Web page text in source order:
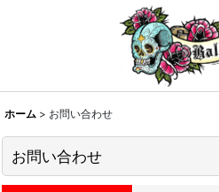
ホーム > お問い合わせ
お問い合わせ